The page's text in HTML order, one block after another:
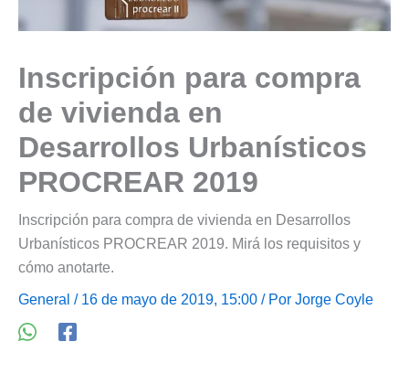
Inscripción para compra
de vivienda en
Desarrollos Urbanísticos
PROCREAR 2019
Inscripción para compra de vivienda en Desarrollos
Urbanísticos PROCREAR 2019. Mirá los requisitos y
cómo anotarte.
General / 16 de mayo de 2019, 15:00 / Por Jorge Coyle